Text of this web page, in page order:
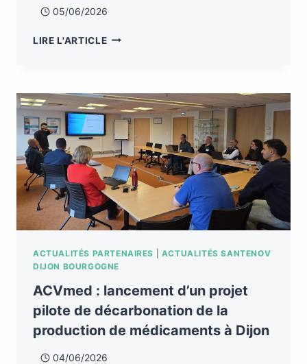
05/06/2026
LIRE L'ARTICLE
ACTUALITÉS PARTENAIRES
ACTUALITÉS SANTENOV
DIJON BOURGOGNE
ACVmed : lancement d’un projet
pilote de décarbonation de la
production de médicaments à Dijon
04/06/2026